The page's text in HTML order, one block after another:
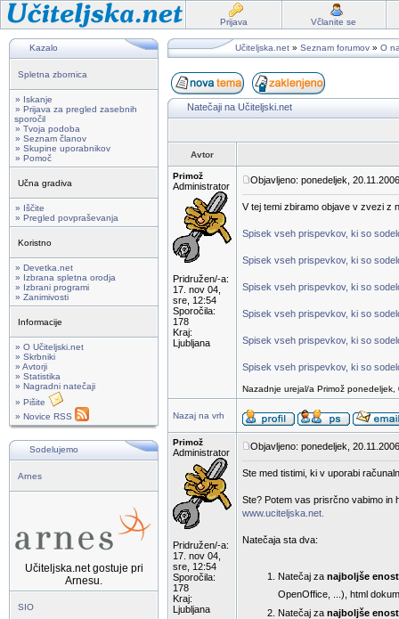
Prijava Včlanite se
Kazalo
Spletna zbornica
» Iskanje
» Prijava za pregled zasebnih
sporočil
» Tvoja podoba
» Seznam članov
» Skupine uporabnikov
» Pomoč
Učna gradiva
» Iščite
» Pregled povpraševanja
Koristno
» Devetka.net
» Izbrana spletna orodja
» Izbrani programi
» Zanimivosti
Informacije
» O Učiteljski.net
» Skrbniki
» Avtorji
» Statistika
» Nagradni natečaji
» Pišite
» Novice RSS
Sodelujemo
Arnes
Učiteljska.net gostuje pri
Arnesu.
SIO
Učiteljska.net » Seznam forumov » O
Natečaji na Učiteljski.net
Avtor
Primož
Administrator
Pridružen/-a:
17. nov 04,
sre, 12:54
Sporočila:
178
Kraj:
Ljubljana
Objavljeno: ponedeljek,
V tej temi zbiramo objave v zvezi z
Spisek vseh prispevkov, ki so
Spisek vseh prispevkov, ki so
Spisek vseh prispevkov, ki so
Spisek vseh prispevkov, ki so
Spisek vseh prispevkov, ki so
Spisek vseh prispevkov, ki so
Nazadnje urejal/a Primož
Nazaj na vrh
Primož
Administrator
Pridružen/-a:
17. nov 04,
sre, 12:54
Sporočila:
178
Kraj:
Ljubljana
Objavljeno: ponedeljek,
Ste med tistimi, ki v uporabi
Ste? Potem vas prisrčno vabimo in
www.uciteljska.net.
Natečaja sta dva:
Natečaj za najboljše
OpenOffice, ...), html
Natečaj za najboljše